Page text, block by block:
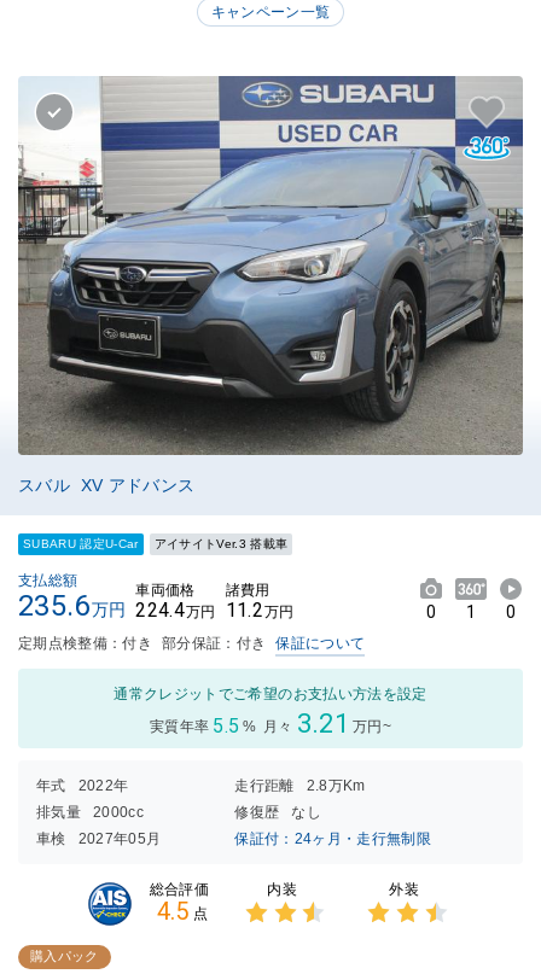
キャンペーン一覧
スバル XV アドバンス
SUBARU 認定U-Car アイサイトVer.3 搭載車
支払総額
235.6万円
車両価格
224.4万円
諸費用
11.2万円 0 1 0
定期点検整備：付き 部分保証：付き 保証について
通常クレジットでご希望のお支払い方法を設定
実質年率 5.5 % 月々 3.21 万円~
年式 2022年 走行距離
2.8万Km
排気量
2000cc 修復歴
なし
車検
2027年05月 保証付：24ヶ月・走行無制限
総合評価
4.5 点
内装 外装
購入パック